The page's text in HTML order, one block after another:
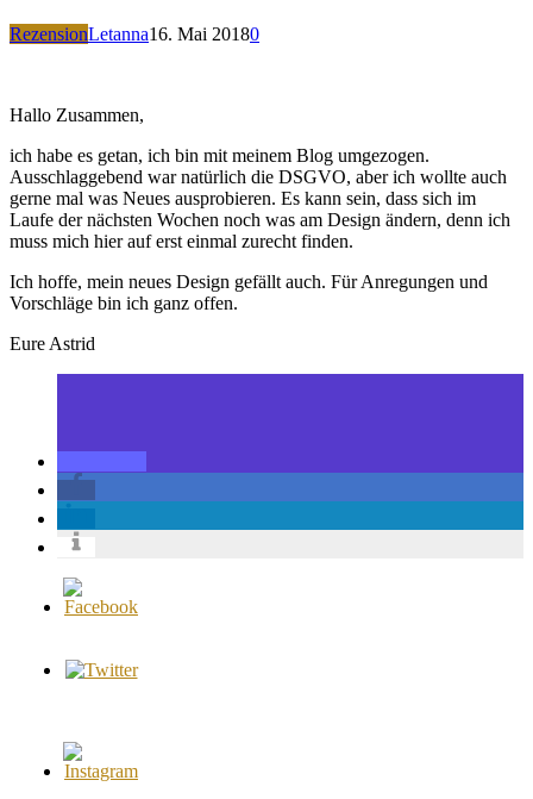
RezensionLetanna16. Mai 20180
Hallo Zusammen,
ich habe es getan, ich bin mit meinem Blog umgezogen.
Ausschlaggebend war natürlich die DSGVO, aber ich wollte auch
gerne mal was Neues ausprobieren. Es kann sein, dass sich im
Laufe der nächsten Wochen noch was am Design ändern, denn ich
muss mich hier auf erst einmal zurecht finden.
Ich hoffe, mein neues Design gefällt auch. Für Anregungen und
Vorschläge bin ich ganz offen.
Eure Astrid